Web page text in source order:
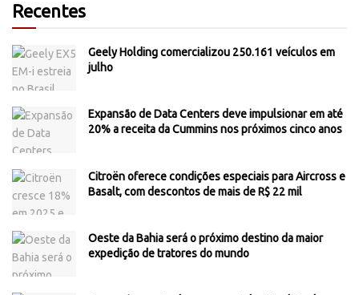
Recentes
Geely Holding comercializou 250.161 veículos em
julho
Expansão de Data Centers deve impulsionar em até
20% a receita da Cummins nos próximos cinco anos
Citroën oferece condições especiais para Aircross e
Basalt, com descontos de mais de R$ 22 mil
Oeste da Bahia será o próximo destino da maior
expedição de tratores do mundo